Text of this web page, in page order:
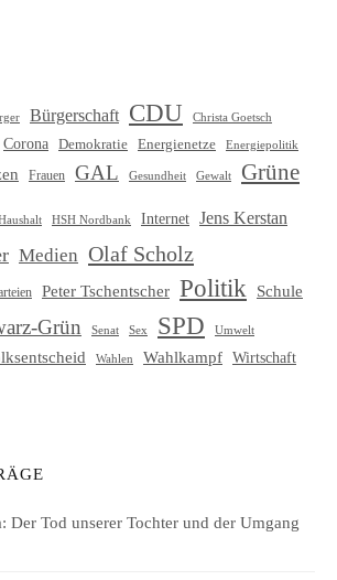
Bürgerschaft CDU Christa Goetsch
Corona Demokratie Energienetze Energiepolitik
Frauen GAL Gesundheit Gewalt Grüne
HSH Nordbank Internet Jens Kerstan
Medien Olaf Scholz
Peter Tschentscher Politik
Schule
Grün Senat Sex SPD Umwelt
Wahlen Wahlkampf Wirtschaft
Der Tod unserer Tochter und der Umgang